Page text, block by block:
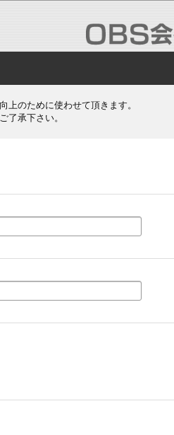
上のために使わせて頂きます。
了承下さい。